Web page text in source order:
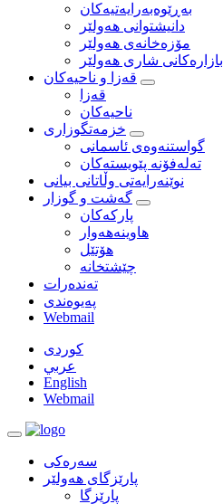
به‌ڕێوه‌به‌رایه‌تیه‌كان
دانیشتوانی هه‌ولێر
مۆزەخانەی هەولێر
بازارەکانی شاری هەولێر
قه‌زا و ناحیه‌كان
قه‌زا
ناحیه‌كان
خزمه‌تگوزاری
گواستنه‌وه‌ی ئاسمانی
ته‌له‌فۆنه‌ پێویسته‌كان
نوێنه‌رایه‌تی وڵاتانی بیانی
گەشت و گوزار
پارکەکان
هاوینەهەوار
هۆتێل
چێشتخانە
ته‌نده‌رات
په‌یوه‌ندی
Webmail
كوردى
عربي
English
Webmail
سەرەکی
پارێزگای هەولێر
پارێزگا